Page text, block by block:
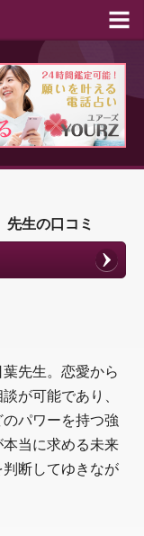
先生の口コミ
先生。恋愛から
が可能であり、
パワーを持つ強
当に求める未来
断してゆきなが